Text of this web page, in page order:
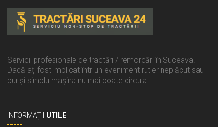
Servicii profesionale de tractări / remorcări în Suceava.
Dacă ați fost implicat într-un eveniment rutier neplăcut sau
pur și simplu mașina nu mai poate circula.
INFORMAȚII UTILE